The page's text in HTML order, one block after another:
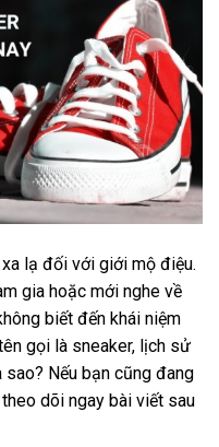
lạ đối với giới mộ điệu.
gia hoặc mới nghe về
biết đến khái niệm
gọi là sneaker, lịch sử
sao? Nếu bạn cũng đang
dõi ngay bài viết sau